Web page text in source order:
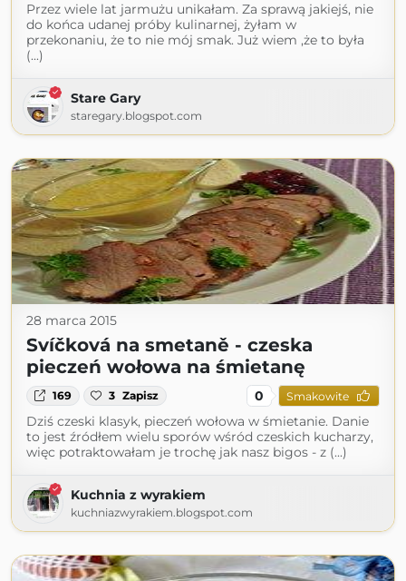
Przez wiele lat jarmużu unikałam. Za sprawą jakiejś, nie
do końca udanej próby kulinarnej, żyłam w
przekonaniu, że to nie mój smak. Już wiem ,że to była
(...)
Stare Gary
staregary.blogspot.com
28 marca 2015
Svíčková na smetaně - czeska
pieczeń wołowa na śmietanę
169 3 Zapisz 0 Smakowite
Dziś czeski klasyk, pieczeń wołowa w śmietanie. Danie
to jest źródłem wielu sporów wśród czeskich kucharzy,
więc potraktowałam je trochę jak nasz bigos - z (...)
Kuchnia z wyrakiem
kuchniazwyrakiem.blogspot.com